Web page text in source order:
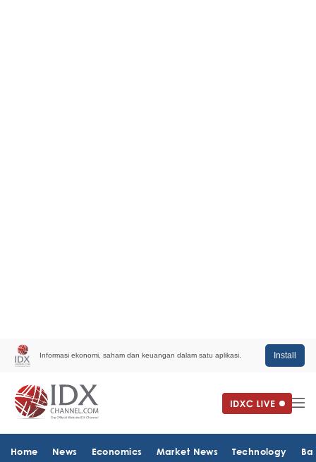
Informasi ekonomi, saham dan keuangan dalam satu aplikasi. Install
Home News Economics Market News Technology